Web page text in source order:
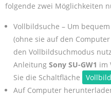
folgende zwei Möglichkeiten
Vollbildsuche – Um
(ohne sie auf den
den Vollbildsuchmodus
Anleitung Sony SU-GW1 im
Sie die Schaltfläche
Vollbild
Auf Computer